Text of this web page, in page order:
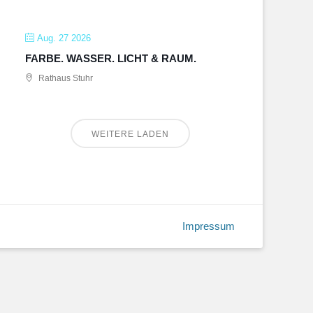
Aug. 27 2026
FARBE. WASSER. LICHT & RAUM.
Rathaus Stuhr
WEITERE LADEN
Impressum